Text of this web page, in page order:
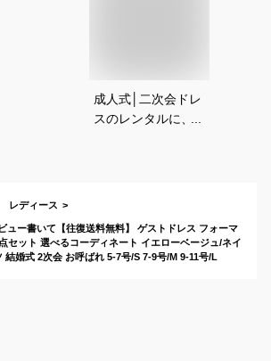
成人式│二次会ドレ
スのレンタルに、お
レディース
ュー書いて【往復送料無料】 ゲストドレス フォーマ
セット 選べるコーディネート イエローベージュ/ネイ
結婚式 2次会 お呼ばれ 5-7号/S 7-9号/M 9-11号/L